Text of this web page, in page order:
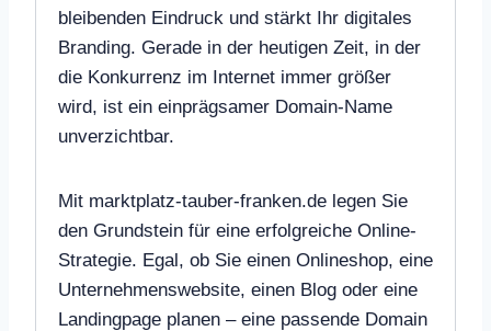
bleibenden Eindruck und stärkt Ihr digitales
Branding. Gerade in der heutigen Zeit, in der
die Konkurrenz im Internet immer größer
wird, ist ein einprägsamer Domain-Name
unverzichtbar.
Mit marktplatz-tauber-franken.de legen Sie
den Grundstein für eine erfolgreiche Online-
Strategie. Egal, ob Sie einen Onlineshop, eine
Unternehmenswebsite, einen Blog oder eine
Landingpage planen – eine passende Domain